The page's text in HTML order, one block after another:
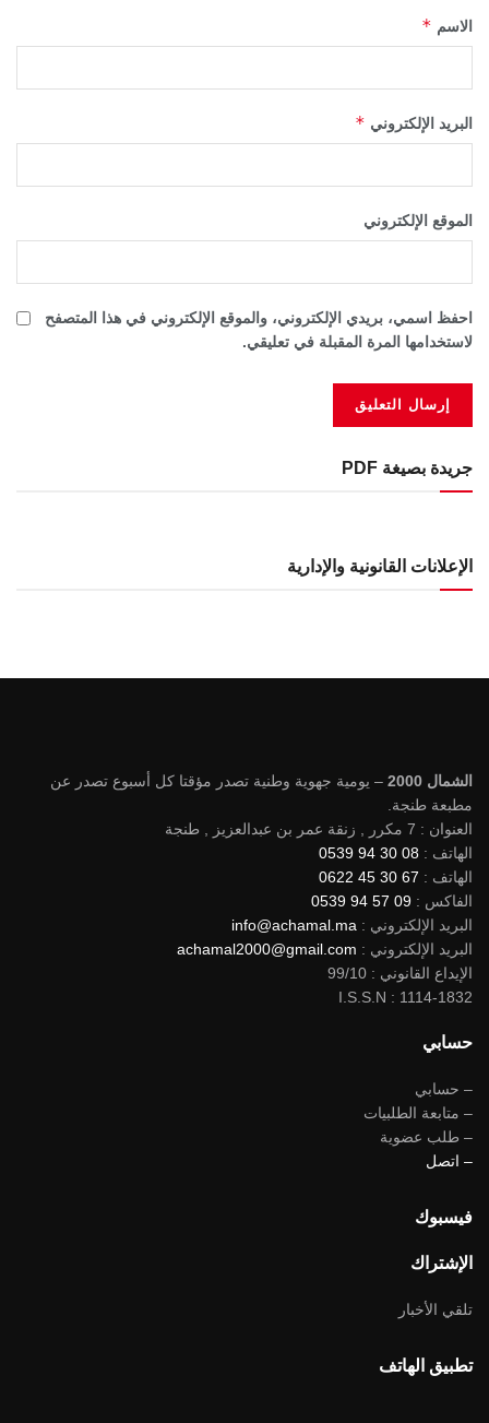
الاسم *
البريد الإلكتروني *
الموقع الإلكتروني
احفظ اسمي، بريدي الإلكتروني، والموقع الإلكتروني في هذا المتصفح
لاستخدامها المرة المقبلة في تعليقي.
جريدة بصيغة PDF
الإعلانات القانونية والإدارية
الشمال 2000
– يومية جهوية وطنية تصدر مؤقتا كل أسبوع تصدر عن
مطبعة طنجة.
العنوان : 7 مكرر , زنقة عمر بن عبدالعزيز , طنجة
الهاتف : 08 30 94 0539
الهاتف : 67 30 45 0622
الفاكس : 09 57 94 0539
البريد الإلكتروني : info@achamal.ma
البريد الإلكتروني : achamal2000@gmail.com
الإيداع القانوني : 99/10
I.S.S.N : 1114-1832
حسابي
– حسابي
– متابعة الطلبيات
– طلب عضوية
– اتصل
فيسبوك
الإشتراك
تلقي الأخبار
تطبيق الهاتف